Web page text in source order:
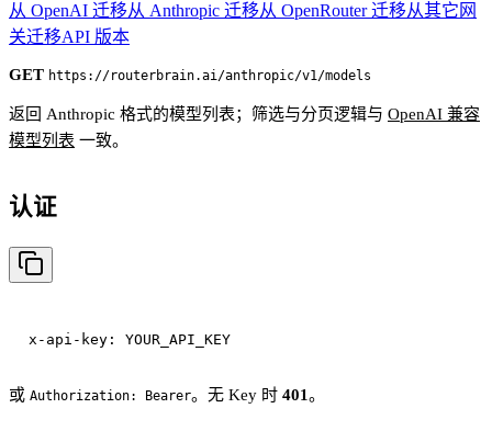
从 OpenAI 迁移从 Anthropic 迁移从 OpenRouter 迁移从其它网
关迁移API 版本
GET https://routerbrain.ai/anthropic/v1/models
返回 Anthropic 格式的模型列表；筛选与分页逻辑与 OpenAI 兼容
模型列表 一致。
认证
x-api-key: YOUR_API_KEY
或 Authorization: Bearer。无 Key 时 401。